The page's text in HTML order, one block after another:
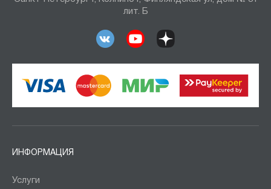
лит. Б
ИНФОРМАЦИЯ
Услуги